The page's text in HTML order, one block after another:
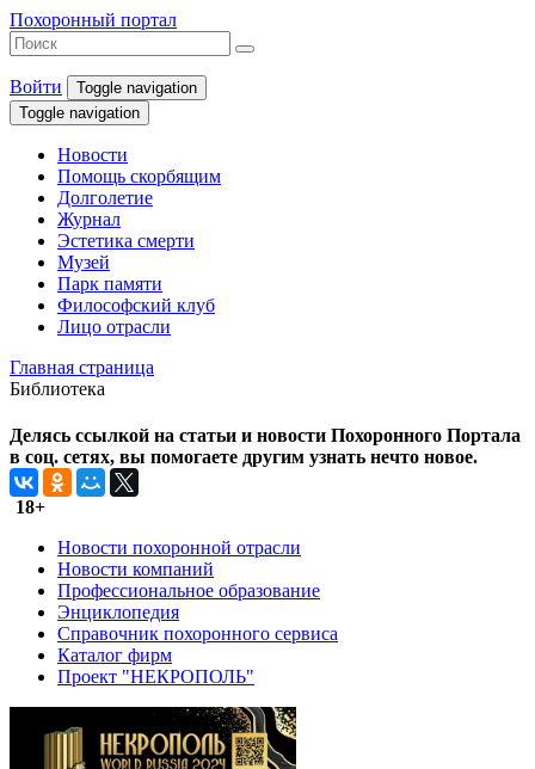
Похоронный портал
Войти
Toggle navigation
Toggle navigation
Новости
Помощь скорбящим
Долголетие
Журнал
Эстетика смерти
Музей
Парк памяти
Философский клуб
Лицо отрасли
Главная страница
Библиотека
Делясь ссылкой на статьи и новости Похоронного Портала
в соц. сетях, вы помогаете другим узнать нечто новое.
18+
Новости похоронной отрасли
Новости компаний
Профессиональное образование
Энциклопедия
Справочник похоронного сервиса
Каталог фирм
Проект "НЕКРОПОЛЬ"